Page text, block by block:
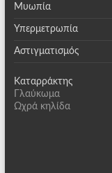
Μυωπία
Υπερμετρωπία
Αστιγματισμός
Καταρράκτης
Γλαύκωμα
Ωχρά κηλίδα